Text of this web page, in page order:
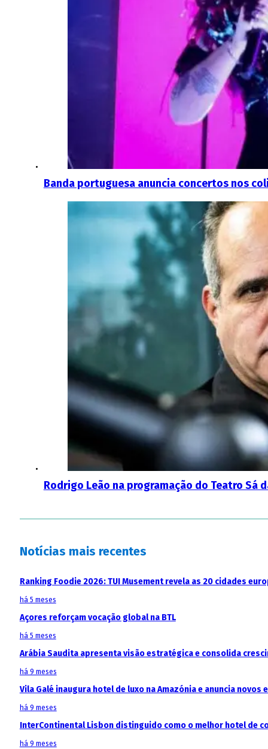
Banda portuguesa anuncia concertos nos
Rodrigo Leão na programação do Teatro Sá
Notícias mais recentes
Ranking Foodie 2026: TUI Musement revela as 20 cidades
há 5 meses
Açores reforçam vocação global na BTL
há 5 meses
Arábia Saudita apresenta visão estratégica e consolida
há 9 meses
Vila Galé inaugura hotel de luxo na Amazónia e anuncia
há 9 meses
InterContinental Lisbon distinguido como o melhor hotel de
há 9 meses